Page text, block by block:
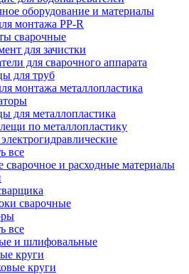
оборудование и материалы
монтажа PP-R
сварочные
для зачистки
для сварочного аппарата
для труб
монтажа металлопластика
для металлопластика
по металлопластику
все
сварочное и расходные материалы
сварочные
все
и шлифовальные
круги
круги